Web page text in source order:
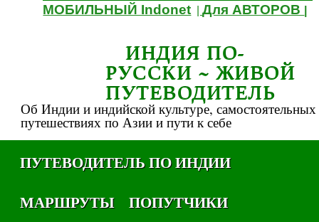
МОБИЛЬНЫЙ Indonet |Для АВТОРОВ
ИНДИЯ ПО-
РУССКИ ~ ЖИВОЙ
ПУТЕВОДИТЕЛЬ
Об Индии и индийской культуре, самостоятельных
путешествиях по Азии и пути к себе
ПУТЕВОДИТЕЛЬ ПО ИНДИИ
МАРШРУТЫ
ПОПУТЧИКИ